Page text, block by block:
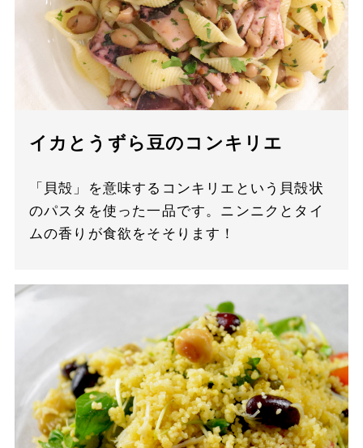
イカとうずら豆のコンキリエ
「貝殻」を意味するコンキリエという貝殻状
のパスタを使った一品です。ニンニクとタイ
ムの香りが食欲をそそります！